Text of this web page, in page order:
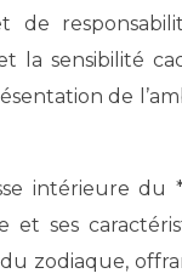
de
sensibilité
de
intérieure du
ses
zodiaque,